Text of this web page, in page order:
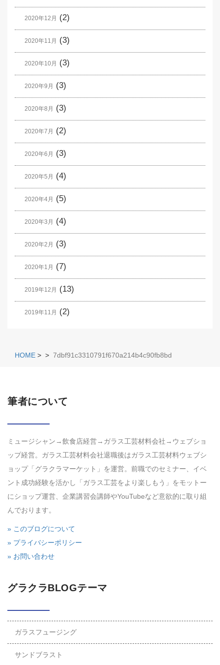
2020年12月 (2)
2020年11月 (3)
2020年10月 (3)
2020年9月 (3)
2020年8月 (3)
2020年7月 (2)
2020年6月 (3)
2020年5月 (4)
2020年4月 (5)
2020年3月 (4)
2020年2月 (3)
2020年1月 (7)
2019年12月 (13)
2019年11月 (2)
HOME > > 7dbf91c3310791f670a214b4c90fb8bd
筆者について
ミュージシャン→飲食店経営→ガラス工芸材料会社→ウェブショ
ップ経営。ガラス工芸材料会社退職後はガラス工芸材料ウェブシ
ョップ「グラクラマーケット」を運営。前職でのセミナー、イベ
ント成功経験を活かし「ガラス工芸をより楽しもう」をモットー
にショップ運営、企業講習会講師やYouTubeなど意欲的に取り組
んでおります。
» このブログについて
» プライバシーポリシー
» お問い合わせ
グラクラBLOGテーマ
ガラスフュージング
サンドブラスト